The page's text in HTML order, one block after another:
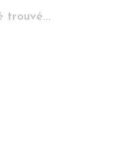
trouvé...